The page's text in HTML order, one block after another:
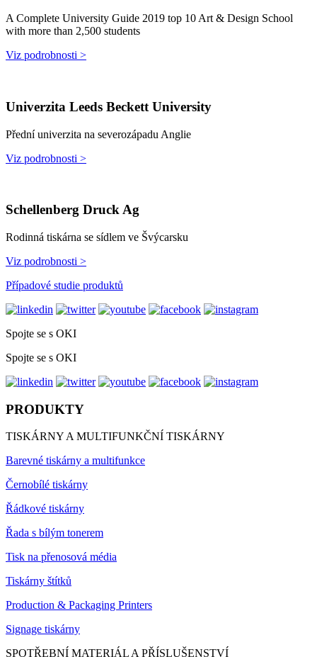
A Complete University Guide 2019 top 10 Art & Design School
with more than 2,500 students
Viz podrobnosti >
Univerzita Leeds Beckett University
Přední univerzita na severozápadu Anglie
Viz podrobnosti >
Schellenberg Druck Ag
Rodinná tiskárna se sídlem ve Švýcarsku
Viz podrobnosti >
Případové studie produktů
Spojte se s OKI
Spojte se s OKI
PRODUKTY
TISKÁRNY A MULTIFUNKČNÍ TISKÁRNY
Barevné tiskárny a multifunkce
Černobílé tiskárny
Řádkové tiskárny
Řada s bílým tonerem
Tisk na přenosová média
Tiskárny štítků
Production & Packaging Printers
Signage tiskárny
SPOTŘEBNÍ MATERIÁL A PŘÍSLUŠENSTVÍ